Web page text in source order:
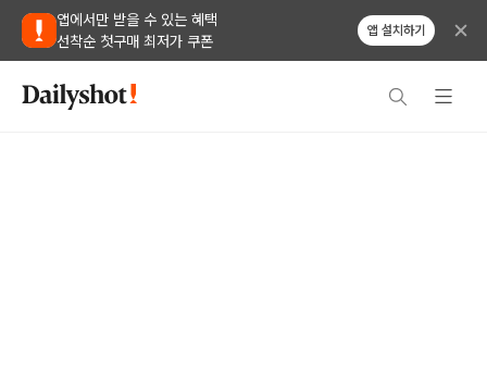
앱에서만 받을 수 있는 혜택
선착순 첫구매 최저가 쿠폰
앱 설치하기